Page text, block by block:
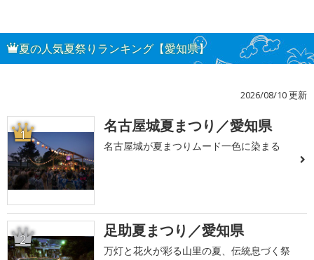
夏の人気夏祭りランキング【愛知県】
2026/08/10 更新
1 名古屋城夏まつり／愛知県
名古屋城が夏まつりムード一色に染まる
2 足助夏まつり／愛知県
万灯と花火が彩る山里の夏、伝統息づく祭